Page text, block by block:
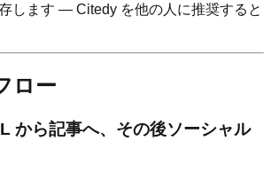
します — Citedy を他の人に推奨すると
ロー
から記事へ、その後ソーシャル